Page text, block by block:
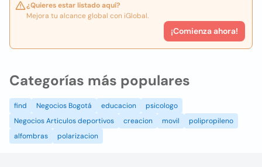
¿Quieres estar listado aquí?
Mejora tu alcance global con iGlobal.
¡Comienza ahora!
Categorías más populares
find Negocios Bogotá educacion
psicologo
Negocios Articulos deportivos
creacion movil
polipropileno
alfombras
polarizacion